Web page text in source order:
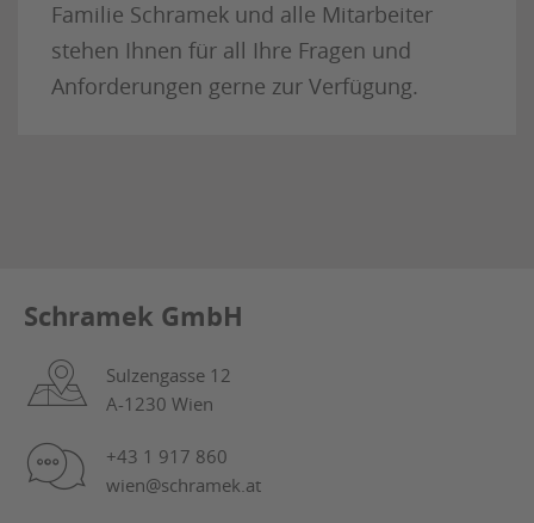
Familie Schramek und alle Mitarbeiter
stehen Ihnen für all Ihre Fragen und
Anforderungen gerne zur Verfügung.
Schramek GmbH
Sulzengasse 12
A-1230 Wien
+43 1 917 860
wien@schramek.at